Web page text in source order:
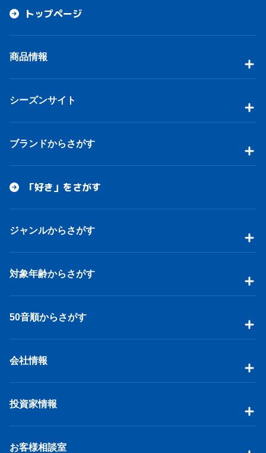
トップページ
商品情報
シーズンサイト
ブランドからさがす
「好き」をさがす
ジャンルからさがす
対象年齢からさがす
50音順からさがす
会社情報
投資家情報
お客様相談室